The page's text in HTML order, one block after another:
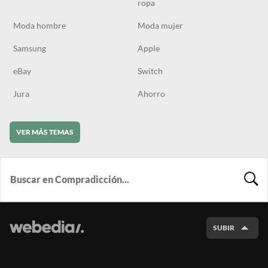
ropa
Moda hombre Moda mujer
Samsung Apple
eBay Switch
Jura Ahorro
VER MÁS TEMAS
SUBIR